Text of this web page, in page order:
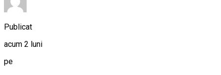
Publicat
acum 2 luni
pe